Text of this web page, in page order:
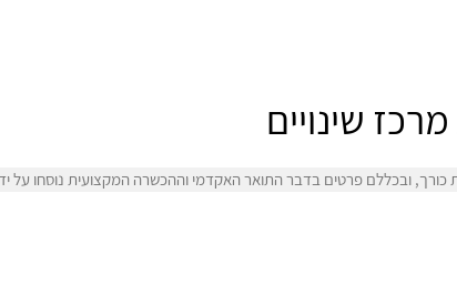
שינויים
ובכללם פרטים בדבר התואר האקדמי וההכשרה המקצועית נוסחו על ידי